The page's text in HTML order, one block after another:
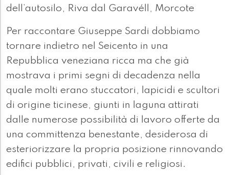
dell’autosilo, Riva dal Garavéll, Morcote
Per raccontare Giuseppe Sardi dobbiamo
tornare indietro nel Seicento in una
Repubblica veneziana ricca ma che già
mostrava i primi segni di decadenza nella
quale molti erano stuccatori, lapicidi e scultori
di origine ticinese, giunti in laguna attirati
dalle numerose possibilità di lavoro offerte da
una committenza benestante, desiderosa di
esteriorizzare la propria posizione rinnovando
edifici pubblici, privati, civili e religiosi.